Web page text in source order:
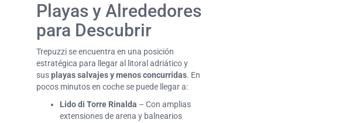
Playas y Alrededores
para Descubrir
Trepuzzi se encuentra en una posición
estratégica para llegar al litoral adriático y
susplayas salvajes y menos concurridas. En
pocos minutos en coche se puede llegar a:
Lido di Torre Rinalda – Con amplias
extensiones de arena y balnearios